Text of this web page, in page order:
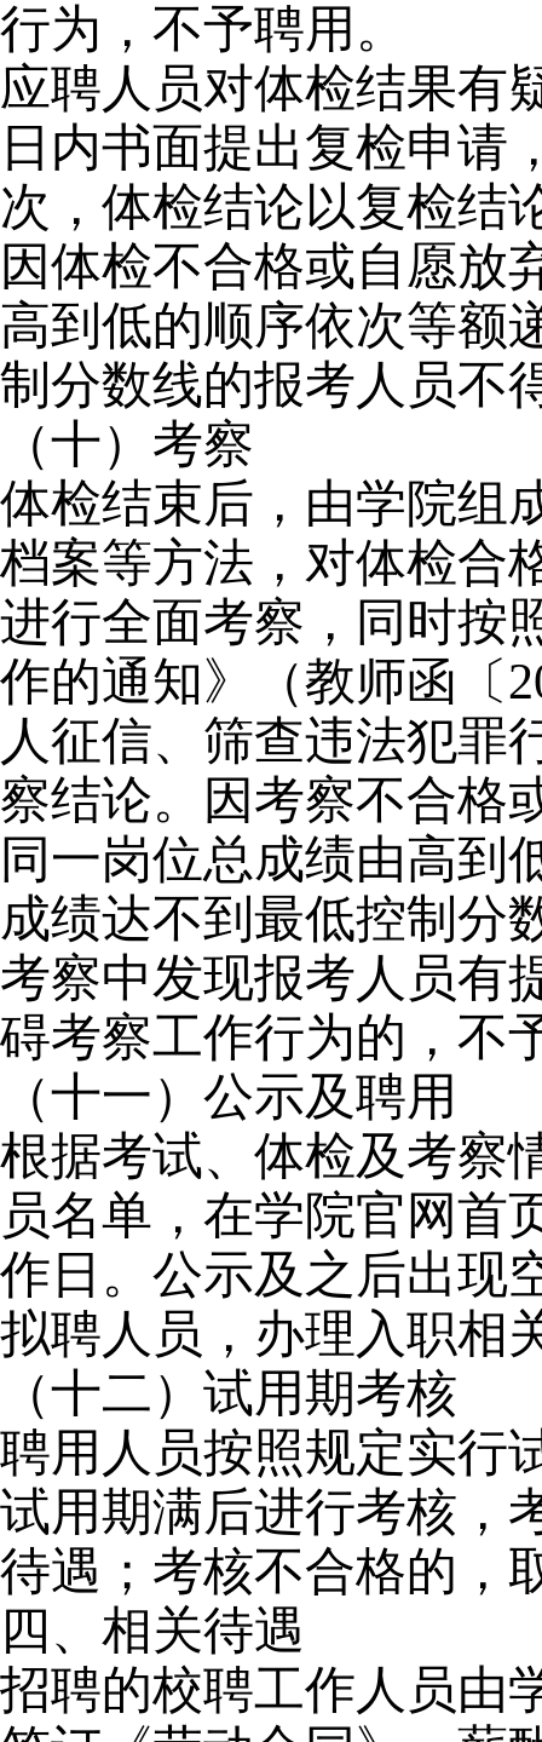
行为，不予聘用。
应聘人员对体检结果有
日内书面提出复检申请
次，体检结论以复检结
因体检不合格或自愿放
高到低的顺序依次等额
制分数线的报考人员不
（十）考察
体检结束后，由学院组
档案等方法，对体检合
进行全面考察，同时按
作的通知》（教师函〔
人征信、筛查违法犯罪
察结论。因考察不合格
同一岗位总成绩由高到
成绩达不到最低控制分
考察中发现报考人员有
碍考察工作行为的，不
（十一）公示及聘用
根据考试、体检及考察
员名单，在学院官网首
作日。公示及之后出现
拟聘人员，办理入职相
（十二）试用期考核
聘用人员按照规定实行
试用期满后进行考核，
待遇；考核不合格的，
四、相关待遇
招聘的校聘工作人员由